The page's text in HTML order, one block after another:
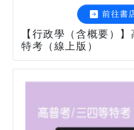
前往書
【行政學（含概要）
特考（線上版）